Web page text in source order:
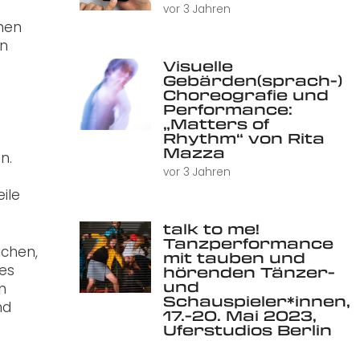
vor 3 Jahren
Visuelle
Gebärden(sprach-)
Choreografie und
Performance:
„Matters of
Rhythm“ von Rita
Mazza
vor 3 Jahren
talk to me!
Tanzperformance
mit tauben und
hörenden Tänzer-
und
Schauspieler*innen,
17.-20. Mai 2023,
Uferstudios Berlin